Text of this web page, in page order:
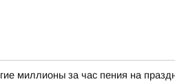
миллионы за час пения на